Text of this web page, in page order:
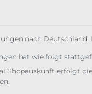
nach
hat wie folgt
Shopauskunft erfolgt